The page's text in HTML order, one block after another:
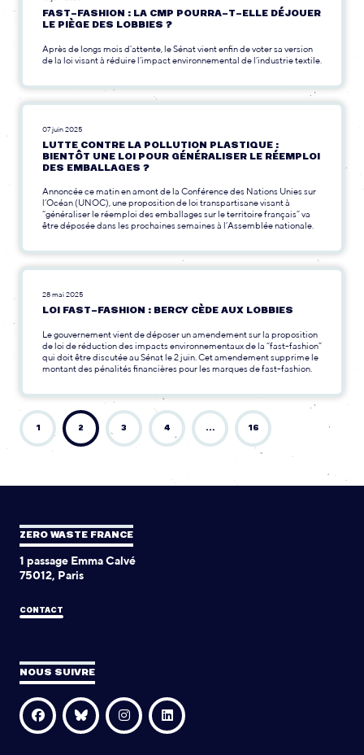
FAST-FASHION : LA CMP POURRA-T-ELLE DÉJOUER
LE PIÈGE DES LOBBIES ?
Après de longs mois d’attente, le Sénat vient enfin de voter sa version
de la loi visant à réduire l’impact environnemental de l’industrie textile.
07 juin 2025
LUTTE CONTRE LA POLLUTION PLASTIQUE :
BIENTÔT UNE LOI POUR GÉNÉRALISER LE RÉEMPLOI
DES EMBALLAGES ?
Annoncée ce matin en amont de la Conférence des Nations Unies sur
l’Océan (UNOC), une proposition de loi transpartisane visant à
“généraliser le réemploi des emballages sur le territoire français” va
être déposée dans les prochaines semaines à l’Assemblée nationale.
28 mai 2025
LOI FAST-FASHION : BERCY CÈDE AUX LOBBIES
Le gouvernement vient de déposer un amendement sur la proposition
de loi de réduction des impacts environnementaux de la “fast-fashion”
qui doit être discutée au Sénat le 2 juin. Cet amendement supprime le
montant des pénalités financières pour les marques de fast-fashion.
1 2 3 4 … 16
ZERO WASTE FRANCE
1 passage Emma Calvé
75012, Paris
CONTACT
NOUS SUIVRE